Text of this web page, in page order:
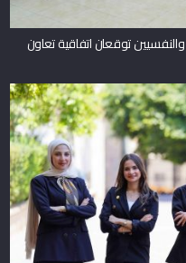
توقعان اتفاقية تعاون